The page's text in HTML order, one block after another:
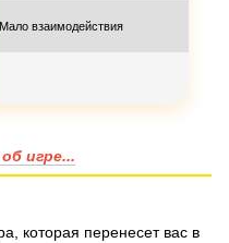
Мало взаимодействия
игре...
которая перенесет вас в